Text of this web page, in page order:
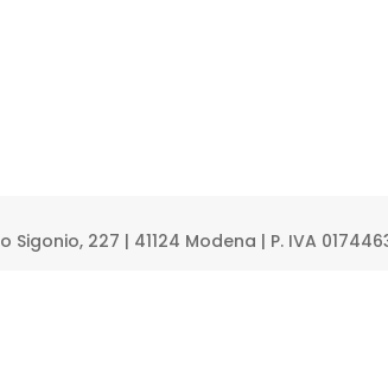
Sigonio, 227 | 41124 Modena | P. IVA